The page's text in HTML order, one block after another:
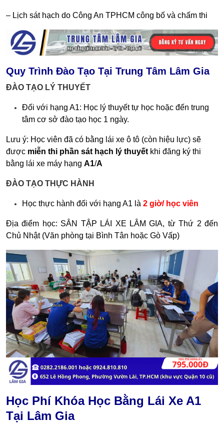
– Lịch sát hạch do Công An TPHCM công bố và chấm thi
Quy Trình Đào Tạo Tại Trung Tâm Lâm Gia
ĐÀO TẠO LÝ THUYẾT
Đối với hạng A1: Học lý thuyết tự học hoặc đến trung
tâm cơ sở đào tạo học 1 ngày.
Lưu ý: Học viên đã có bằng lái xe ô tô (còn hiệu lực) sẽ
được miễn thi phần sát hạch lý thuyết khi đăng ký thi
bằng lái xe máy hạng A1/A
ĐÀO TẠO THỰC HÀNH
Học thực hành đối với hạng A1 là 2 giờ/ học viên
Địa điểm học: SÂN TẬP LÁI XE LÂM GIA, từ Thứ 2 đến
Chủ Nhật (Văn phòng tại Bình Tân hoặc Gò Vấp)
Học Phí Khóa Học Bằng Lái Xe A1
Tại Lâm Gia